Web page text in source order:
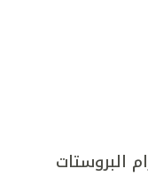
البروستات